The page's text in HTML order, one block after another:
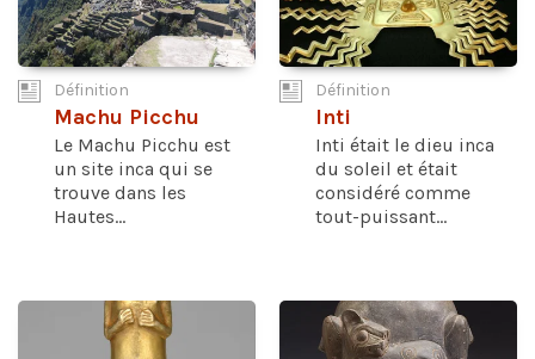
Définition
Machu Picchu
Le Machu Picchu est
un site inca qui se
trouve dans les
Hautes...
Définition
Inti
Inti était le dieu inca
du soleil et était
considéré comme
tout-puissant...